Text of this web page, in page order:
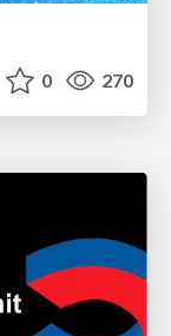
0 270